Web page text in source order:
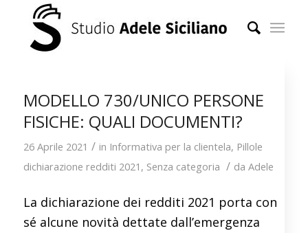
MODELLO 730/UNICO PERSONE
FISICHE: QUALI DOCUMENTI?
26 Aprile 2021 / in Informativa per la clientela, Pillole
dichiarazione redditi 2021 , Senza categoria / da Adele
La dichiarazione dei redditi 2021 porta con
sé alcune novità dettate dall’emergenza